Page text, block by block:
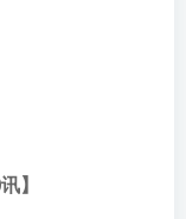
】